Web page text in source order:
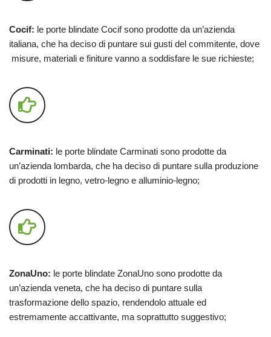
Cocif: le porte blindate Cocif sono prodotte da un’azienda
italiana, che ha deciso di puntare sui gusti del commitente, dove
misure, materiali e finiture vanno a soddisfare le sue richieste;
Carminati: le porte blindate Carminati sono prodotte da
un’azienda lombarda, che ha deciso di puntare sulla produzione
di prodotti in legno, vetro-legno e alluminio-legno;
ZonaUno: le porte blindate ZonaUno sono prodotte da
un’azienda veneta, che ha deciso di puntare sulla
trasformazione dello spazio, rendendolo attuale ed
estremamente accattivante, ma soprattutto suggestivo;